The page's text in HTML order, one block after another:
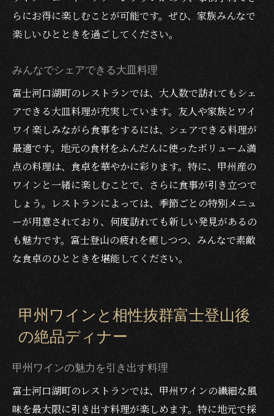
らにお得に楽しむことが可能です。ぜひ、家族みんなで
楽しいひとときを過ごしてください。
みんなでシェアできる大皿料理
富士河口湖町のレストランでは、大人数で訪れてもシェ
アできる大皿料理が充実しています。友人や家族とワイ
ワイ楽しみながら食事をするには、シェアできる料理が
最適です。地元の食材をふんだんに使ったボリューム満
点の料理は、食卓を華やかに彩ります。特に、甲州産の
ワインと一緒に楽しむことで、さらに食事が引き立つで
しょう。レストランによっては、季節ごとの特別メニュ
ーが用意されており、何度訪れても新しい発見があるの
も魅力です。富士登山の疲れを癒しつつ、みんなで素敵
な食卓のひとときを堪能してください。
甲州ワインと相性抜群富士登山後
の絶品ディナー
甲州ワインの魅力を引き出す料理
富士河口湖町のレストランでは、甲州ワインの繊細な風
味を最大限に引き出す料理が楽しめます。特に地元で採